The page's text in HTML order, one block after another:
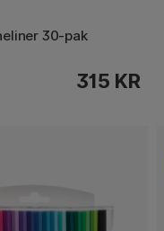
30-pak
315 KR